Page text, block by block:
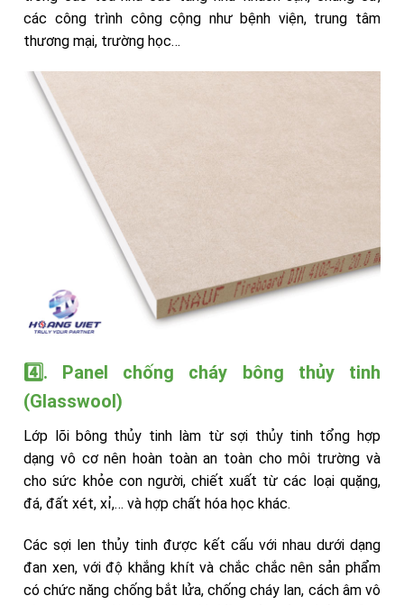
các công trình công cộng như bệnh viện, trung tâm
thương mại, trường học…
4️⃣. Panel chống cháy bông thủy tinh
(Glasswool)
Lớp lõi bông thủy tinh làm từ sợi thủy tinh tổng hợp
dạng vô cơ nên hoàn toàn an toàn cho môi trường và
cho sức khỏe con người, chiết xuất từ các loại quặng,
đá, đất xét, xỉ,… và hợp chất hóa học khác.
Các sợi len thủy tinh được kết cấu với nhau dưới dạng
đan xen, với độ khắng khít và chắc chắc nên sản phẩm
có chức năng chống bắt lửa, chống cháy lan, cách âm vô